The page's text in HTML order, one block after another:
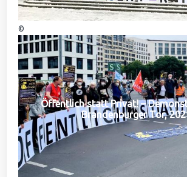
©
Öffentlich statt Privat! –
Brandenburger Tor,